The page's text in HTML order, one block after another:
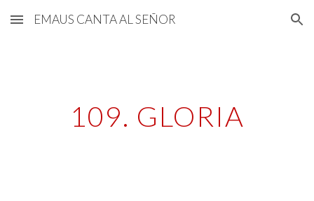
Skip to main content Skip to navigation
EMAUS CANTA AL SEÑOR
109. GLORIA